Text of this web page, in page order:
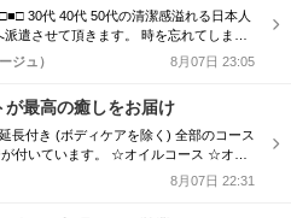
30代 40代 50代の清潔感溢れる日本人
遣させて頂きます。 時を忘れてしまう
届けします。 □■□■□■□■□■□■□■□■□■□
トレスを心身共に癒す為 優しさ・気
ジュ） 8月07日 23:05
最高の癒しをお届け
長付き (ボディケアを除く) 全部のコース
☆オイルコース ☆オイ
00→¥19,000 180分 ￥24,000→¥23,000 ☆ボディケアマッサージコース 90分 ￥1...
8月07日 22:31